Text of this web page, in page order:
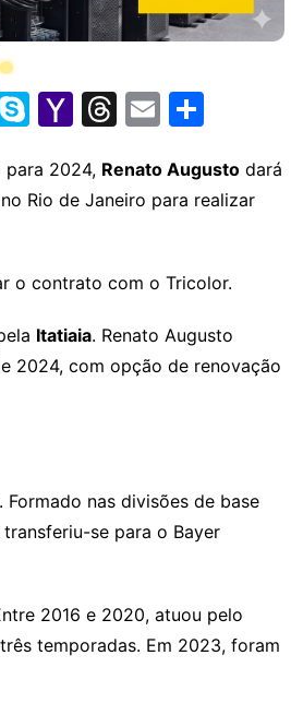
S
y
p
Y
h
o
M
ai
l
T
e
a
s
E
ai
l
ar
e
para 2024, Renato Augusto dará
Rio de Janeiro para realizar
o contrato com o Tricolor.
Itatiaia. Renato Augusto
2024, com opção de renovação
nas divisões de base
se para o Bayer
2016 e 2020, atuou pelo
temporadas. Em 2023, foram